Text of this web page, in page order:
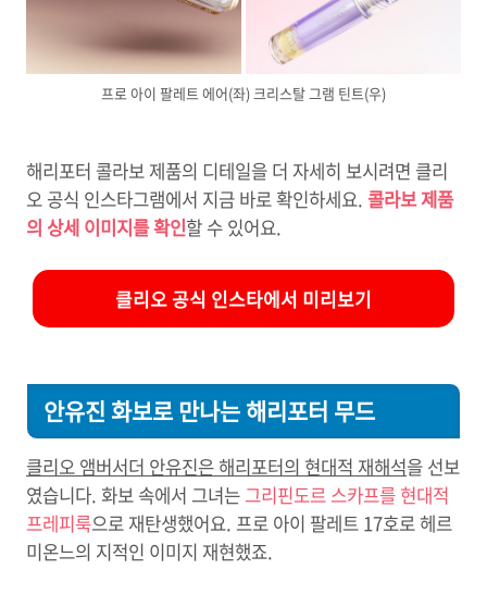
프로 아이 팔레트 에어(좌) 크리스탈 그램 틴트(우)
해리포터 콜라보 제품의 디테일을 더 자세히 보시려면 클리
오 공식 인스타그램에서 지금 바로 확인하세요. 콜라보 제품
의 상세 이미지를 확인할 수 있어요.
클리오 공식 인스타에서 미리보기
안유진 화보로 만나는 해리포터 무드
클리오 앰버서더 안유진은 해리포터의 현대적 재해석을 선보
였습니다. 화보 속에서 그녀는 그리핀도르 스카프를 현대적
프레피룩으로 재탄생했어요. 프로 아이 팔레트 17호로 헤르
미온느의 지적인 이미지 재현했죠.